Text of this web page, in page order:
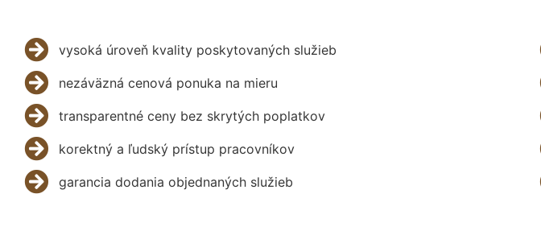
vysoká úroveň kvality poskytovaných služieb
nezáväzná cenová ponuka na mieru
transparentné ceny bez skrytých poplatkov
korektný a ľudský prístup pracovníkov
garancia dodania objednaných služieb